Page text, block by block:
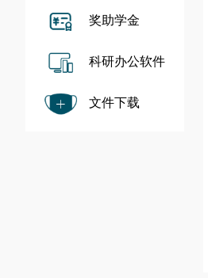
奖助学金
科研办公软件
文件下载